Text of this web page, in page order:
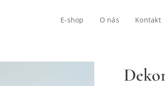
E-shop O nás Kontakt